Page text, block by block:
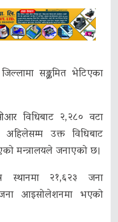
सङ्क्रमित भेटिएका
विधिबाट २,२८० वटा
उक्त विधिबाट
मन्त्रालयले जनाएको छ।
स्थानमा २१,६२३ जना
आइसोलेशनमा भएको